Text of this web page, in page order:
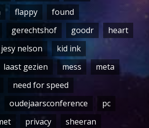
flappy
found
gerechtshof goodr
heart
jesy nelson
kid ink
laast gezien mess
meta
need for speed
oudejaarsconference
pc
privacy
sheeran